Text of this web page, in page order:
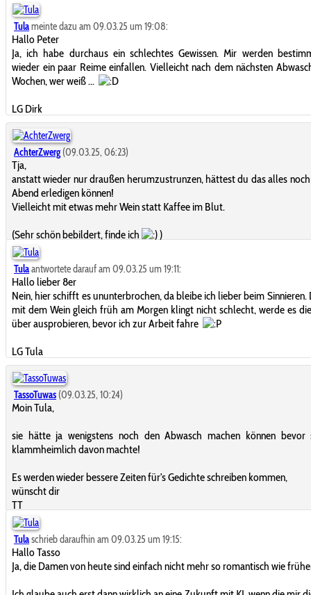
Tulameinte dazu am 09.03.25 um 19:08:
Hallo Peter
Ja, ich habe durchaus ein schlechtes Gewissen. Mir werden
wieder ein paar Reime einfallen. Vielleicht nach dem nächsten
Wochen, wer weiß ...
LG Dirk
AchterZwerg (09.03.25, 06:23)
Tja,
anstatt wieder nur draußen herumzustrunzen, hättest du das alles
Abend erledigen können!
Vielleicht mit etwas mehr Wein statt Kaffee im Blut.
(Sehr schön bebildert, finde ich )
Tulaantwortete darauf am 09.03.25 um 19:11:
Hallo lieber 8er
Nein, hier schifft es ununterbrochen, da bleibe ich lieber beim Sinnieren.
mit dem Wein gleich früh am Morgen klingt nicht schlecht, werde es
über ausprobieren, bevor ich zur Arbeit fahre
LG Tula
TassoTuwas (09.03.25, 10:24)
Moin Tula,
sie hätte ja wenigstens noch den Abwasch machen können bevor
klammheimlich davon machte!
Es werden wieder bessere Zeiten für's Gedichte schreiben kommen,
wünscht dir
TT
Tulaschrieb daraufhin am 09.03.25 um 19:15:
Hallo Tasso
Ja, die Damen von heute sind einfach nicht mehr so romantisch wie